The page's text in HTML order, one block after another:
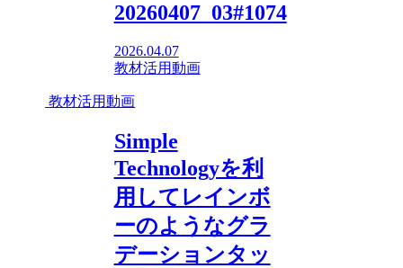
20260407_03#1074
2026.04.07
教材活用動画
教材活用動画
Simple
Technologyを利
用してレインボ
ーのようなグラ
デーションタッ